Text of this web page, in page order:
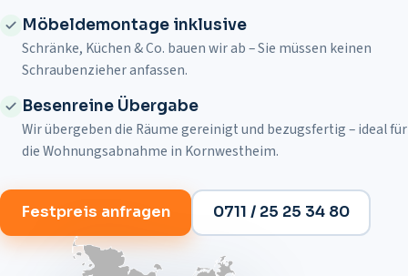
Möbeldemontage inklusive
Schränke, Küchen & Co. bauen wir ab – Sie müssen keinen
Schraubenzieher anfassen.
Besenreine Übergabe
Wir übergeben die Räume gereinigt und bezugsfertig – ideal für
die Wohnungsabnahme in Kornwestheim.
Festpreis anfragen 0711 / 25 25 34 80